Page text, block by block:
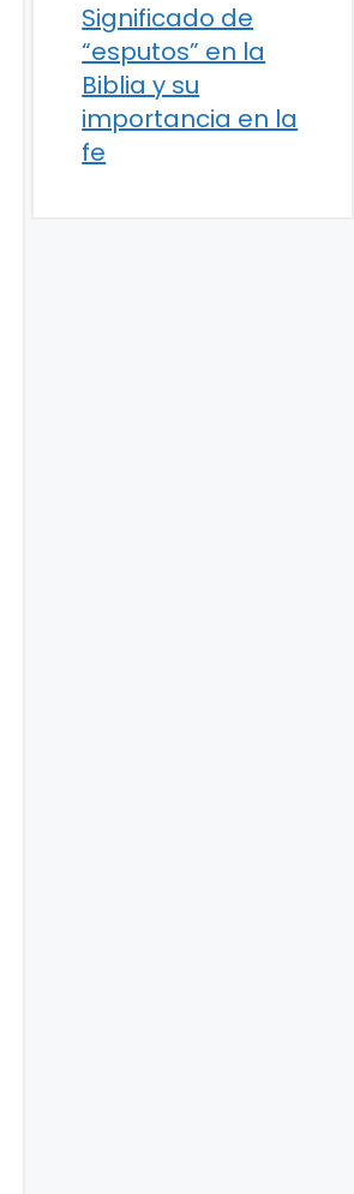
Significado de
“esputos” en la
Biblia y su
importancia en la
fe